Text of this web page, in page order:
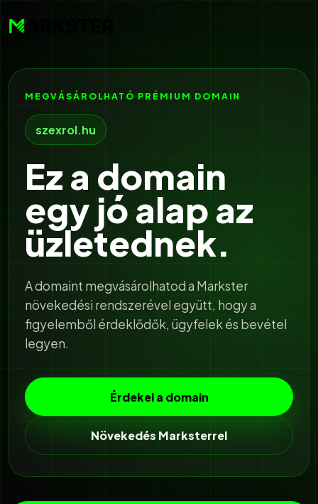
MEGVÁSÁROLHATÓ PRÉMIUM DOMAIN
szexrol.hu
Ez a domain
egy jó alap az
üzletednek.
A domaint megvásárolhatod a Markster
növekedési rendszerével együtt, hogy a
figyelemből érdeklődők, ügyfelek és bevétel
legyen.
Érdekel a domain
Növekedés Marksterrel